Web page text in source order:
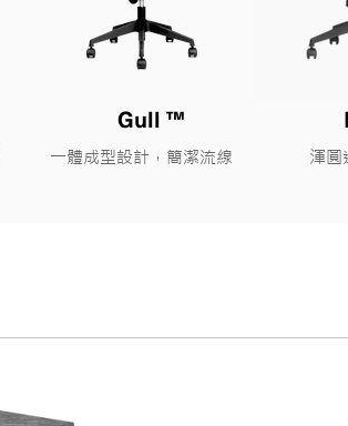
Gull ™
​一體成型設計，簡潔流線 渾圓